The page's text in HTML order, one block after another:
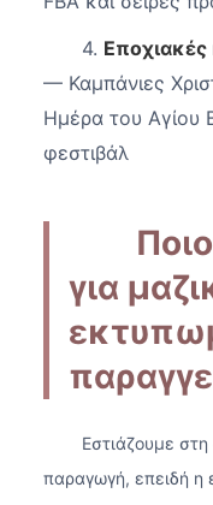
4.
— Καμπάνιες
Ημέρα του Αγίου
φεστιβάλ
για
Εστιάζουμε
παραγωγή, επειδή η